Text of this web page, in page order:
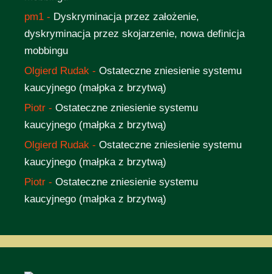
pm1 - Dyskryminacja przez założenie,
dyskryminacja przez skojarzenie, nowa definicja
mobbingu
Olgierd Rudak - Ostateczne zniesienie systemu
kaucyjnego (małpka z brzytwą)
Piotr - Ostateczne zniesienie systemu
kaucyjnego (małpka z brzytwą)
Olgierd Rudak - Ostateczne zniesienie systemu
kaucyjnego (małpka z brzytwą)
Piotr - Ostateczne zniesienie systemu
kaucyjnego (małpka z brzytwą)